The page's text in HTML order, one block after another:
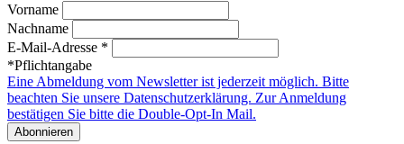
Vorname
Nachname
E-Mail-Adresse *
*Pflichtangabe
Eine Abmeldung vom Newsletter ist jederzeit möglich. Bitte
beachten Sie unsere Datenschutzerklärung. Zur Anmeldung
bestätigen Sie bitte die Double-Opt-In Mail.